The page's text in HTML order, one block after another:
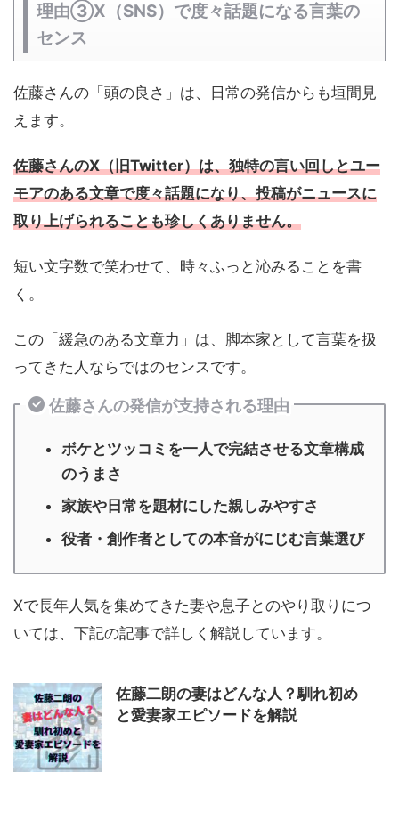
理由③X（SNS）で度々話題になる言葉の
センス
佐藤さんの「頭の良さ」は、日常の発信からも垣間見
えます。
佐藤さんのX（旧Twitter）は、独特の言い回しとユー
モアのある文章で度々話題になり、投稿がニュースに
取り上げられることも珍しくありません。
短い文字数で笑わせて、時々ふっと沁みることを書
く。
この「緩急のある文章力」は、脚本家として言葉を扱
ってきた人ならではのセンスです。
佐藤さんの発信が支持される理由
ボケとツッコミを一人で完結させる文章構成
のうまさ
家族や日常を題材にした親しみやすさ
役者・創作者としての本音がにじむ言葉選び
Xで長年人気を集めてきた妻や息子とのやり取りにつ
いては、下記の記事で詳しく解説しています。
佐藤二朗の妻はどんな人？馴れ初め
と愛妻家エピソードを解説